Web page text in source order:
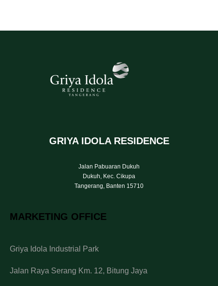
GRIYA IDOLA RESIDENCE
Jalan Pabuaran Dukuh
Dukuh, Kec. Cikupa
Tangerang, Banten 15710
MARKETING OFFICE
Griya Idola Industrial Park
Jalan Raya Serang Km. 12, Bitung Jaya